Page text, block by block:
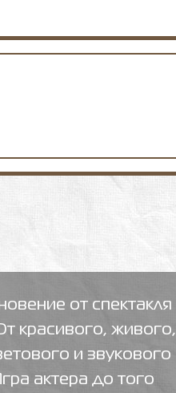
от спектакля
красивого, живого,
и звукового
актера до того